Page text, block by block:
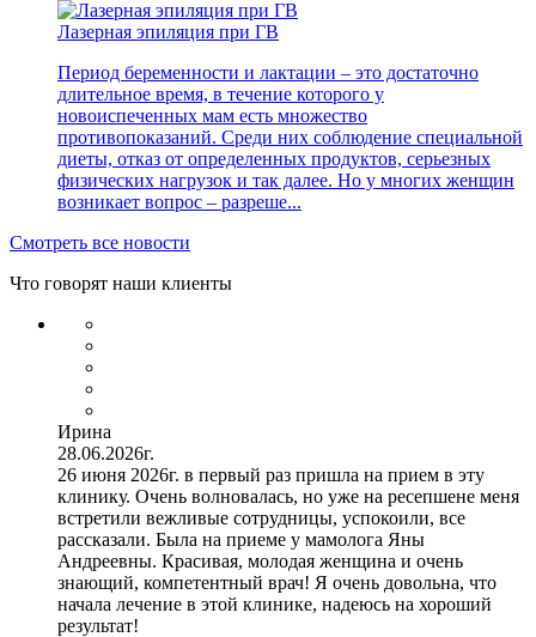
Лазерная эпиляция при ГВ
Период беременности и лактации – это достаточно
длительное время, в течение которого у
новоиспеченных мам есть множество
противопоказаний. Среди них соблюдение специальной
диеты, отказ от определенных продуктов, серьезных
физических нагрузок и так далее. Но у многих женщин
возникает вопрос – разреше...
Смотреть все новости
Что говорят наши клиенты
Ирина
28.06.2026г.
26 июня 2026г. в первый раз пришла на прием в эту
клинику. Очень волновалась, но уже на ресепшене меня
встретили вежливые сотрудницы, успокоили, все
рассказали. Была на приеме у мамолога Яны
Андреевны. Красивая, молодая женщина и очень
знающий, компетентный врач! Я очень довольна, что
начала лечение в этой клинике, надеюсь на хороший
результат!